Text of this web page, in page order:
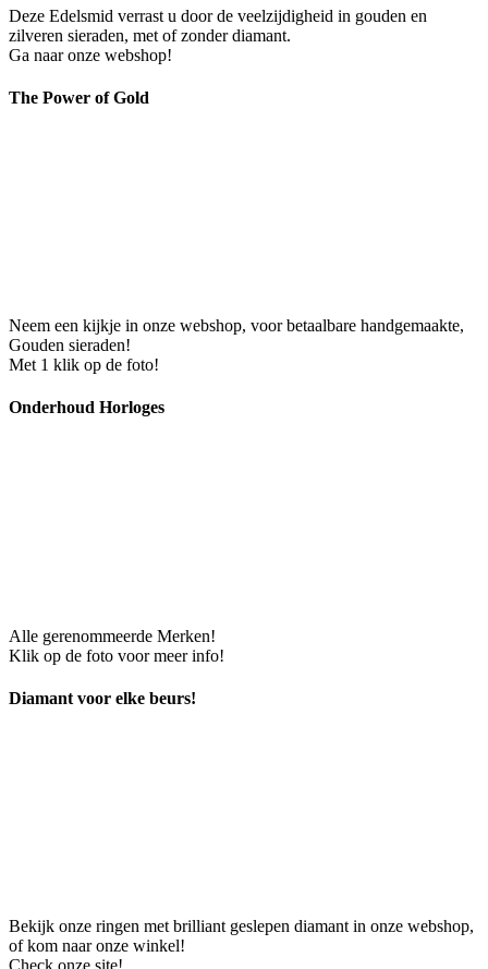
Deze Edelsmid verrast u door de veelzijdigheid in gouden en
zilveren sieraden, met of zonder diamant.
Ga naar onze webshop!
The Power of Gold
Neem een kijkje in onze webshop, voor betaalbare handgemaakte,
Gouden sieraden!
Met 1 klik op de foto!
Onderhoud Horloges
Alle gerenommeerde Merken!
Klik op de foto voor meer info!
Diamant voor elke beurs!
Bekijk onze ringen met brilliant geslepen diamant in onze webshop,
of kom naar onze winkel!